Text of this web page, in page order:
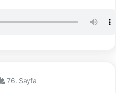
76. Sayfa